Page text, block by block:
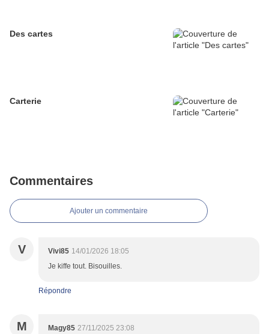
Des cartes
Carterie
Commentaires
Ajouter un commentaire
V Vivi85 14/01/2026 18:05
Je kiffe tout. Bisouilles.
Répondre
M Magy85 27/11/2025 23:08